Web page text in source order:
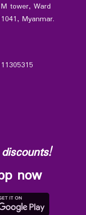
tower, Ward
Myanmar.
now